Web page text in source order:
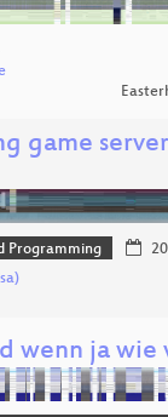
game
Programming
wenn ja wie